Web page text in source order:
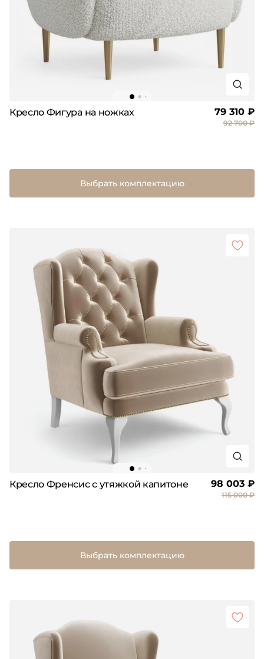
Кресло Фигура на ножках 79 310 ₽
92 700 ₽
Выбрать комплектацию
Кресло Френсис с утяжкой капитоне 98 003 ₽
115 000 ₽
Выбрать комплектацию